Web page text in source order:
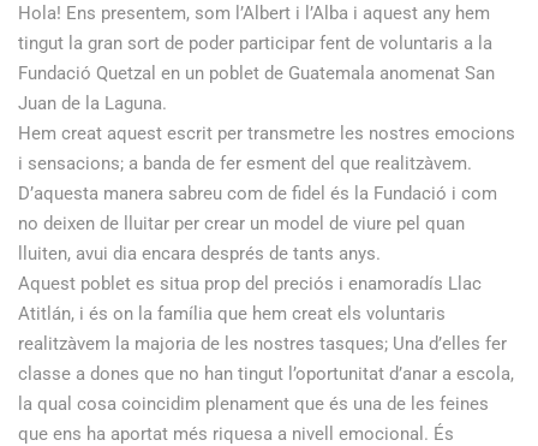
Hola! Ens presentem, som l’Albert i l’Alba i aquest any hem
tingut la gran sort de poder participar fent de voluntaris a la
Fundació Quetzal en un poblet de Guatemala anomenat San
Juan de la Laguna.
Hem creat aquest escrit per transmetre les nostres emocions
i sensacions; a banda de fer esment del que realitzàvem.
D’aquesta manera sabreu com de fidel és la Fundació i com
no deixen de lluitar per crear un model de viure pel quan
lluiten, avui dia encara després de tants anys.
Aquest poblet es situa prop del preciós i enamoradís Llac
Atitlán, i és on la família que hem creat els voluntaris
realitzàvem la majoria de les nostres tasques; Una d’elles fer
classe a dones que no han tingut l’oportunitat d’anar a escola,
la qual cosa coincidim plenament que és una de les feines
que ens ha aportat més riquesa a nivell emocional. És